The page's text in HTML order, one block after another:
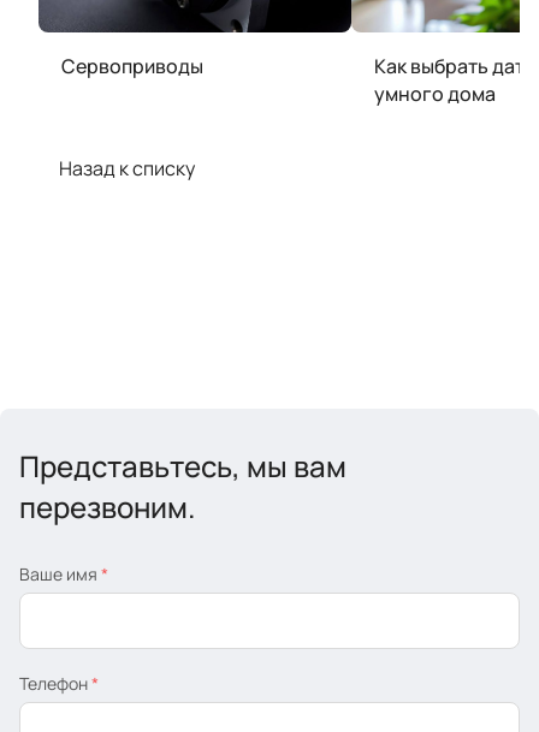
Сервоприводы
Как выбрать
умного дома
Назад к списку
Представьтесь, мы вам
перезвоним.
Ваше имя *
Телефон*